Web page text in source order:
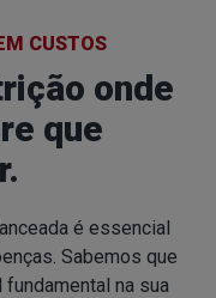
CUSTOS
onde
que
é essencial
Sabemos que
na sua